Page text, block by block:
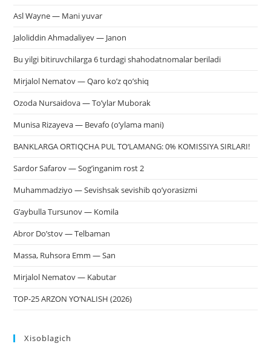
Asl Wayne — Mani yuvar
Jaloliddin Ahmadaliyev — Janon
Bu yilgi bitiruvchilarga 6 turdagi shahodatnomalar beriladi
Mirjalol Nematov — Qaro ko’z qo’shiq
Ozoda Nursaidova — To’ylar Muborak
Munisa Rizayeva — Bevafo (o’ylama mani)
BANKLARGA ORTIQCHA PUL TO‘LAMANG: 0% KOMISSIYA SIRLARI!
Sardor Safarov — Sog’inganim rost 2
Muhammadziyo — Sevishsak sevishib qo’yorasizmi
G’aybulla Tursunov — Komila
Abror Do’stov — Telbaman
Massa, Ruhsora Emm — San
Mirjalol Nematov — Kabutar
TOP-25 ARZON YO‘NALISH (2026)
Xisoblagich